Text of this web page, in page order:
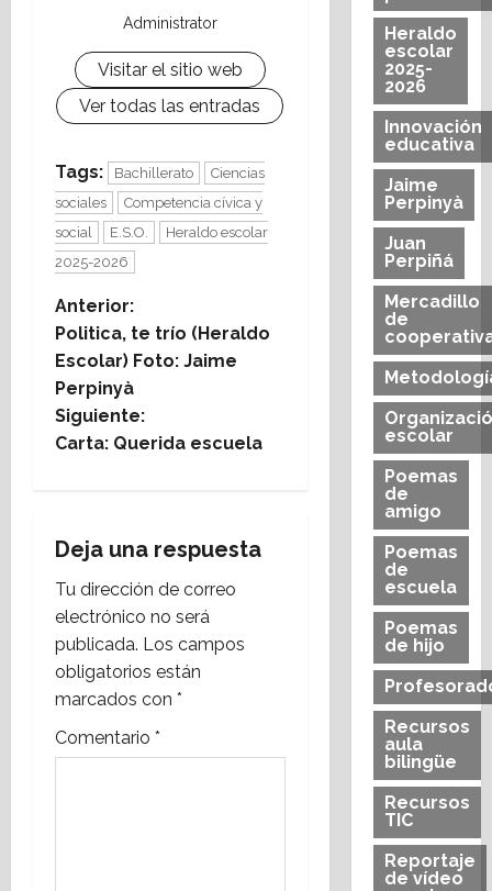
Administrator
Visitar el sitio web
Ver todas las entradas
Tags: Bachillerato
Ciencias
sociales
Competencia cívica y
social
E.S.O.
Heraldo escolar
2025-2026
N
a
v
e
a
c
i
ó
n
Anterior:
Politica, te trío (Heraldo
Escolar) Foto: Jaime
Perpinyà
Siguiente:
Carta: Querida escuela
Deja una respuesta
Tu dirección de correo
electrónico no será
publicada. Los campos
obligatorios están
marcados con *
Comentario *
Heraldo
escolar
2025-
2026
Innovación
educativa
Jaime
Perpinyà
Juan
Perpiñá
Mercadillo
de
escolar
Poemas
de
amigo
Poemas
de
escuela
Poemas
de hijo
Recursos
aula
bilingüe
Recursos
TIC
Reportaje
de vídeo